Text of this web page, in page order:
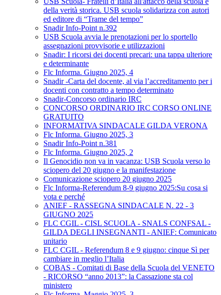
della verità storica. USB scuola solidarizza con autori
ed editore di “Trame del tempo”
Snadir Info-Point n.392
USB Scuola avvia le prenotazioni per lo sportello
assegnazioni provvisorie e utilizzazioni
Snadir: I ricorsi dei docenti precari: una tappa ulteriore
e determinante
Flc Informa. Giugno 2025, 4
Snadir -Carta del docente, al via l’accreditamento per i
docenti con contratto a tempo determinato
Snadir-Concorso ordinario IRC
CONCORSO ORDINARIO IRC CORSO ONLINE
GRATUITO
INFORMATIVA SINDACALE GILDA VERONA
Flc Informa. Giugno 2025, 3
Snadir Info-Point n.381
Flc Informa. Giugno 2025, 2
Il Genocidio non va in vacanza: USB Scuola verso lo
sciopero del 20 giugno e la manifestazione
Comunicazione sciopero 20 giugno 2025
Flc Informa-Referendum 8-9 giugno 2025:Su cosa si
vota e perché
ANIEF - RASSEGNA SINDACALE N. 22 - 3
GIUGNO 2025
FLC CGIL - CISL SCUOLA - SNALS CONFSAL -
GILDA DEGLI INSEGNANTI - ANIEF: Comunicato
unitario
FLC CGIL - Referendum 8 e 9 giugno: cinque Sì per
cambiare in meglio l’Italia
COBAS - Comitati di Base della Scuola del VENETO
- RICORSO “anno 2013”: la Cassazione sta col
ministero